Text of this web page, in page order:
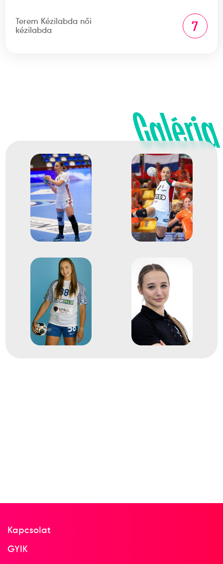
Terem Kézilabda női
kézilabda
7
Galéria
Kapcsolat
GYIK